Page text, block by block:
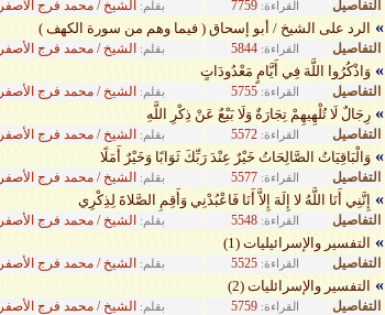
بقلم: الشيخ / محمد فرج الأصفر القراءة: 7759 التفاصيل
» الرد على الشيخ / أبو إسحاق ( فيما وهم من سورة الكهف )
بقلم: الشيخ / محمد فرج الأصفر القراءة: 5844 التفاصيل
»وَاذْكُرُوا اللَّهَ فِي أَيَّامٍ مَعْدُودَاتٍ
بقلم: الشيخ / محمد فرج الأصفر القراءة: 5755 التفاصيل
»رِجَالٌ لَا تُلْهِيهِمْ تِجَارَةٌ وَلَا بَيْعٌ عَنْ ذِكْرِ اللَّهِ
بقلم: الشيخ / محمد فرج الأصفر القراءة: 5572 التفاصيل
»وَالْبَاقِيَاتُ الصَّالِحَاتُ خَيْرٌ عِنْدَ رَبِّكَ ثَوَابًا وَخَيْرٌ أَمَلًا
بقلم: الشيخ / محمد فرج الأصفر القراءة: 5577 التفاصيل
» إِنَّنِي أَنَا اللَّهُ لا إِلَهَ إِلاَّ أَنَا فَاعْبُدْنِي وَأَقِمِ الصَّلاةَ لِذِكْرِي
بقلم: الشيخ / محمد فرج الأصفر القراءة: 5548 التفاصيل
» التفسير والإسرائيليات (1)
بقلم: الشيخ / محمد فرج الأصفر القراءة: 5525 التفاصيل
» التفسير والإسرائليات (2)
بقلم: الشيخ / محمد فرج الأصفر القراءة: 5759 التفاصيل